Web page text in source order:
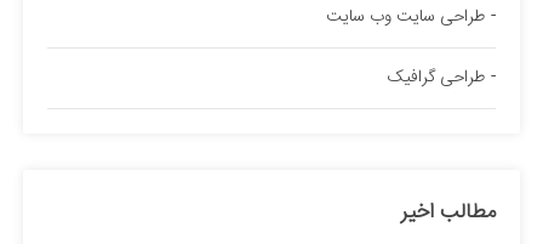
طراحی سایت وب سایت
طراحی گرافیک
مطالب اخیر